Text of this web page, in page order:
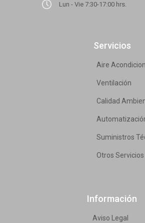
Lun - Vie 7:30-17:00 hrs.
Servicios
Aire
Ventilación
Calidad
Suministros
Otros Servicios
Información
Aviso Legal